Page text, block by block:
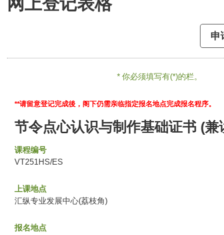
申
* 你必须填写有(*)的栏。
**请留意登记完成後，阁下仍需亲临指定报名地点完成报名程序。
节令点心认识与制作基础证书 (兼
课程编号
VT251HS/ES
上课地点
汇纵专业发展中心(荔枝角)
报名地点